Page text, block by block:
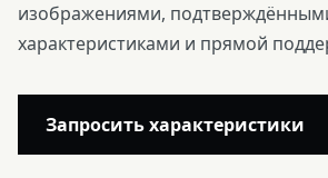
изображениями,
характеристиками и прямой
Запросить характеристики